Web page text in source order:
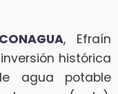
CONAGUA, Efraín
histórica
agua potable